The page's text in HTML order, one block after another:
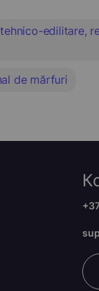
edilitare,
de mărfuri